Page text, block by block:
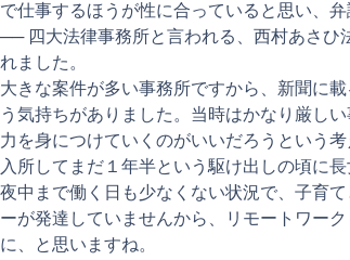
で仕事するほうが性に合っていると思い、弁
── 四大法律事務所と言われる、西村あさひ
れました。
大きな案件が多い事務所ですから、新聞に
う気持ちがありました。当時はかなり厳し
力を身につけていくのがいいだろうという考
入所してまだ１年半という駆け出しの頃に
夜中まで働く日も少なくない状況で、子育
ーが発達していませんから、リモートワー
に、と思いますね。